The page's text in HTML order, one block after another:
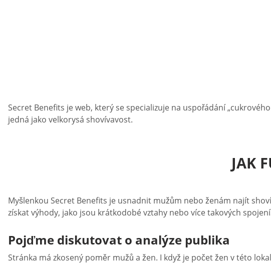
Secret Benefits je web, který se specializuje na uspořádání
jedná jako velkorysá shovívavost.
JAK
Myšlenkou Secret Benefits je usnadnit mužům nebo ženám najít
získat výhody, jako jsou krátkodobé vztahy nebo více takových
Pojďme diskutovat o analýze publika
Stránka má zkosený poměr mužů a žen. I když je počet žen v této